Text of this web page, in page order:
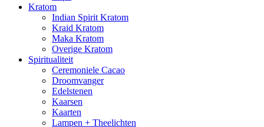
Kratom
Indian Spirit Kratom
Kraid Kratom
Maka Kratom
Overige Kratom
Spiritualiteit
Ceremoniele Cacao
Droomvanger
Edelstenen
Kaarsen
Kaarten
Lampen + Theelichten